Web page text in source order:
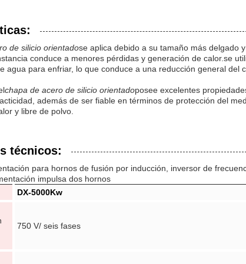
de silicio orientadose aplica debido a su tamaño más delgado
conduce a menores pérdidas y generación de calor.se
agua para enfriar, lo que conduce a una reducción general
chapa de acero de silicio orientadoposee excelentes
además de ser fiable en términos de protección del
y libre de polvo.
técnicos:
para hornos de fusión por inducción, inversor de
impulsa dos hornos
DX-5000Kw
750 V/ seis fases